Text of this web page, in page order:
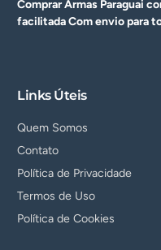
Comprar Armas Paraguai
facilitada Com envio para
Links Úteis
Quem Somos
Contato
Política de Privacidade
Termos de Uso
Política de Cookies